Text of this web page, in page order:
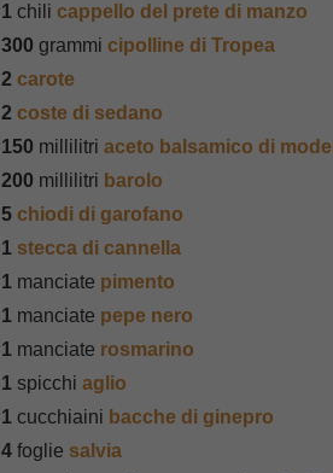
1 chili cappello del prete di manzo
300 grammi cipolline di Tropea
2 carote
2 coste di sedano
150 millilitri aceto balsamico di
200 millilitri barolo
5 chiodi di garofano
1 stecca di cannella
1 manciate pimento
1 manciate pepe nero
1 manciate rosmarino
1 spicchi aglio
1 cucchiaini bacche di ginepro
4 foglie salvia